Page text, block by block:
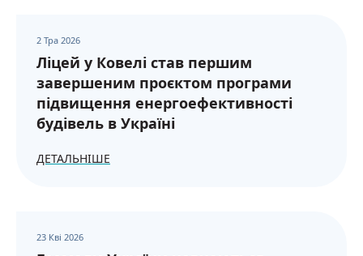
2 Тра 2026
Ліцей у Ковелі став першим
завершеним проєктом програми
підвищення енергоефективності
будівель в Україні
ДЕТАЛЬНІШЕ
23 Кві 2026